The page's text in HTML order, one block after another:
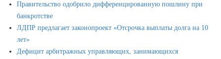
Правительство одобрило дифференцированную пошлину при
банкротстве
ЛДПР предлагает законопроект «Отсрочка выплаты долга на 10
лет»
Дефицит арбитражных управляющих, занимающихся